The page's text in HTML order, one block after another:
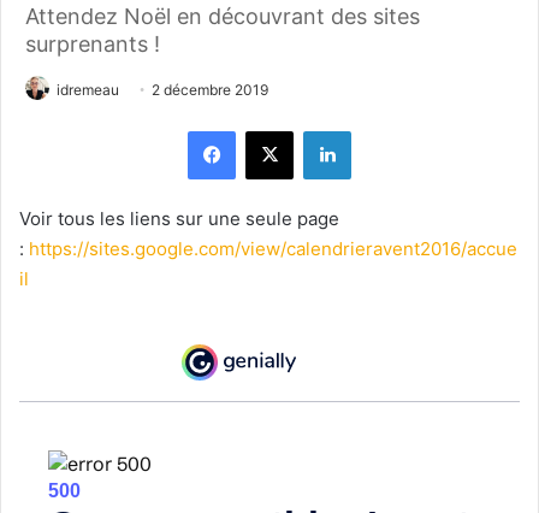
Attendez Noël en découvrant des sites
surprenants !
idremeau 2 décembre 2019
Facebook
X Linkedin
Voir tous les liens sur une seule page
: https://sites.google.com/view/calendrieravent2016/accue
il